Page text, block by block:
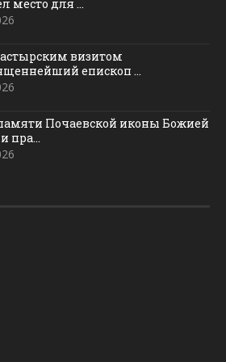
место для ...
визитом
епископ ...
Почаевской иконы Божией
пра...